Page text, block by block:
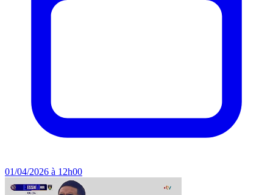
01/04/2026 à 12h00